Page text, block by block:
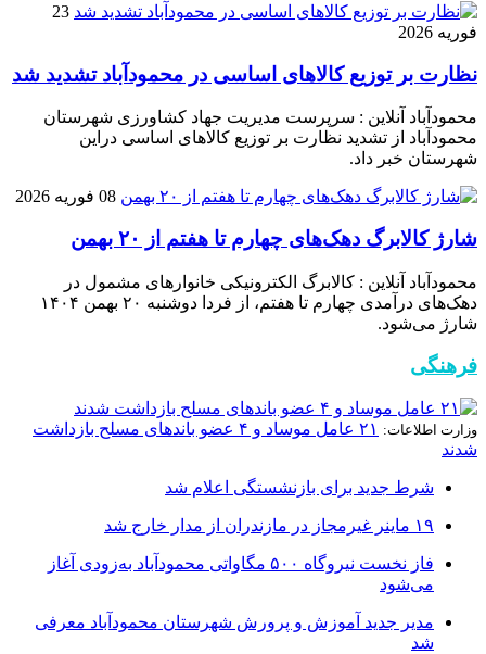
23
فوریه 2026
نظارت بر توزیع کالا‌های اساسی در محمودآباد تشدید شد
محمودآباد آنلاین : سرپرست مدیریت جهاد کشاورزی شهرستان
محمودآباد از تشدید نظارت بر توزیع کالا‌های اساسی دراین
شهرستان خبر داد.
08 فوریه 2026
شارژ کالابرگ دهک‌های چهارم تا هفتم از ۲۰ بهمن
محمودآباد آنلاین : کالابرگ الکترونیکی خانوار‌های مشمول در
دهک‌های درآمدی چهارم تا هفتم، از فردا دوشنبه ۲۰ بهمن ۱۴۰۴
شارژ می‌شود.
فرهنگی
وزارت اطلاعات:
۲۱ عامل موساد و ۴ عضو باند‌های مسلح بازداشت
شدند
شرط جدید برای بازنشستگی اعلام شد
۱۹ ماینر غیرمجاز در مازندران از مدار خارج شد
فاز نخست نیروگاه ۵۰۰ مگاواتی محمودآباد به‌زودی آغاز
می‌شود
مدیر جدید آموزش و پرورش شهرستان محمودآباد معرفی
شد